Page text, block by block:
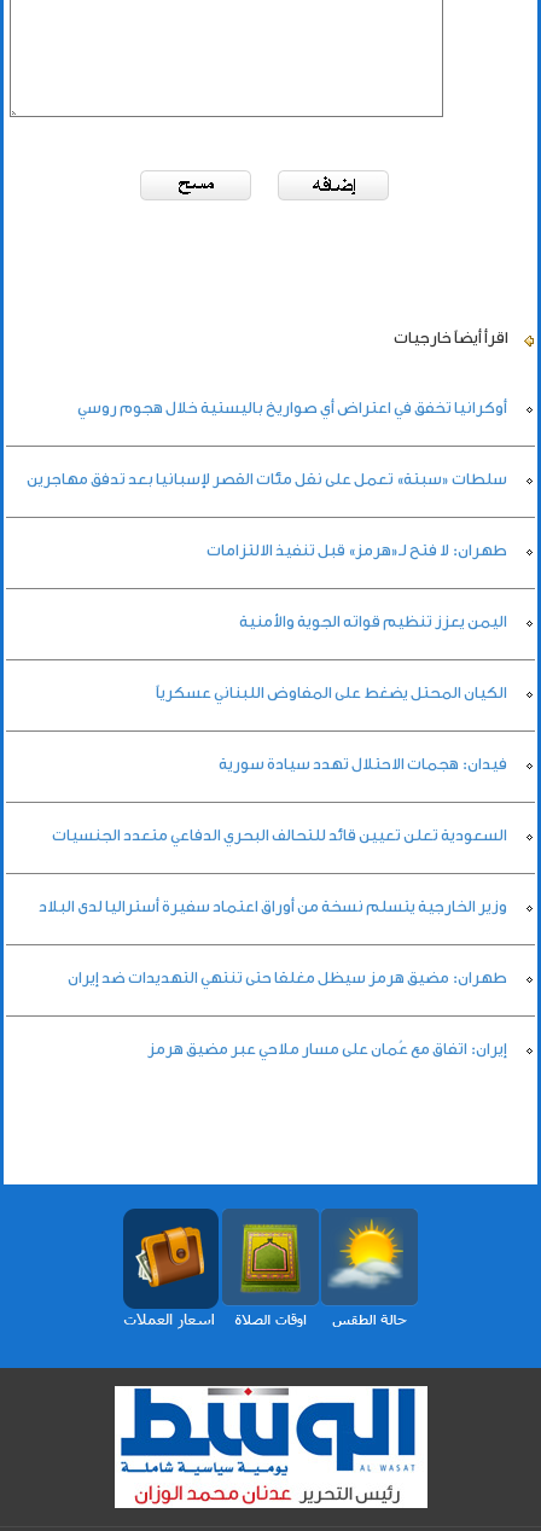
اقرأ أيضاً خارجيات
أوكرانيا تخفق في اعتراض أي صواريخ باليستية خلال هجوم روسي
سلطات «سبتة» تعمل على نقل مئات القصر لإسبانيا بعد تدفق مهاجرين
طهران: لا فتح لـ«هرمز» قبل تنفيذ الالتزامات
اليمن يعزز تنظيم قواته الجوية والأمنية
الكيان المحتل يضغط على المفاوض اللبناني عسكرياً
فيدان: هجمات الاحتلال تهدد سيادة سورية
السعودية تعلن تعيين قائد للتحالف البحري الدفاعي متعدد الجنسيات
وزير الخارجية يتسلم نسخة من أوراق اعتماد سفيرة أستراليا لدى البلاد
طهران: مضيق هرمز سيظل مغلقا حتى تنتهي التهديدات ضد إيران
إيران: اتفاق مع عُمان على مسار ملاحي عبر مضيق هرمز